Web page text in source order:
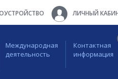
ЛИЧНЫЙ
Международная
деятельность
Контактная
информация